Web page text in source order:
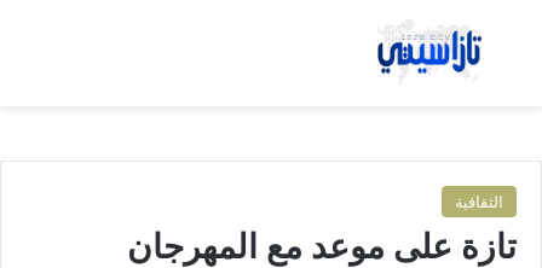
بحث عن
الثقافية
تازة على موعد مع المهرجان